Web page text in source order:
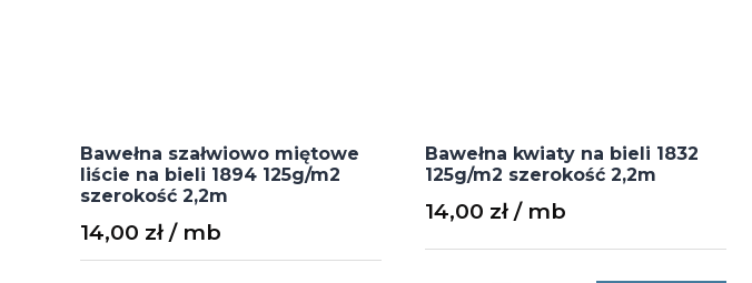
Bawełna szałwiowo miętowe
liście na bieli 1894 125g/m2
szerokość 2,2m
14,00 zł
Bawełna kwiaty na bieli 1832
125g/m2 szerokość 2,2m
14,00 zł